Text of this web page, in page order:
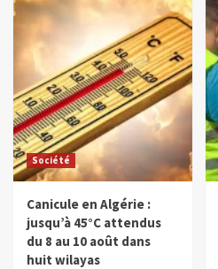
Société
Canicule en Algérie :
jusqu’à 45°C attendus
du 8 au 10 août dans
huit wilayas